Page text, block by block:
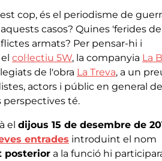
cop, és el periodisme de
casos? Quines 'ferides de
armats? Per pensar-hi i
el col·lectiu 5W, la companyia La
de l'obra La Treva, a un
actors i públic en general
perspectives té.
el dijous 15 de desembre de
entrades introduint el nom
posterior a la funció hi